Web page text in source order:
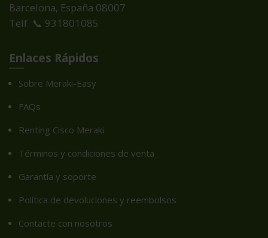
Barcelona, España 08007
Telf. 📞 931801085
Enlaces Rápidos
Sobre Meraki-Easy
FAQs
Renting Cisco Meraki
Términos y condiciones de venta
Garantía y soporte
Política de devoluciones y reembolsos
Contacte con nosotros